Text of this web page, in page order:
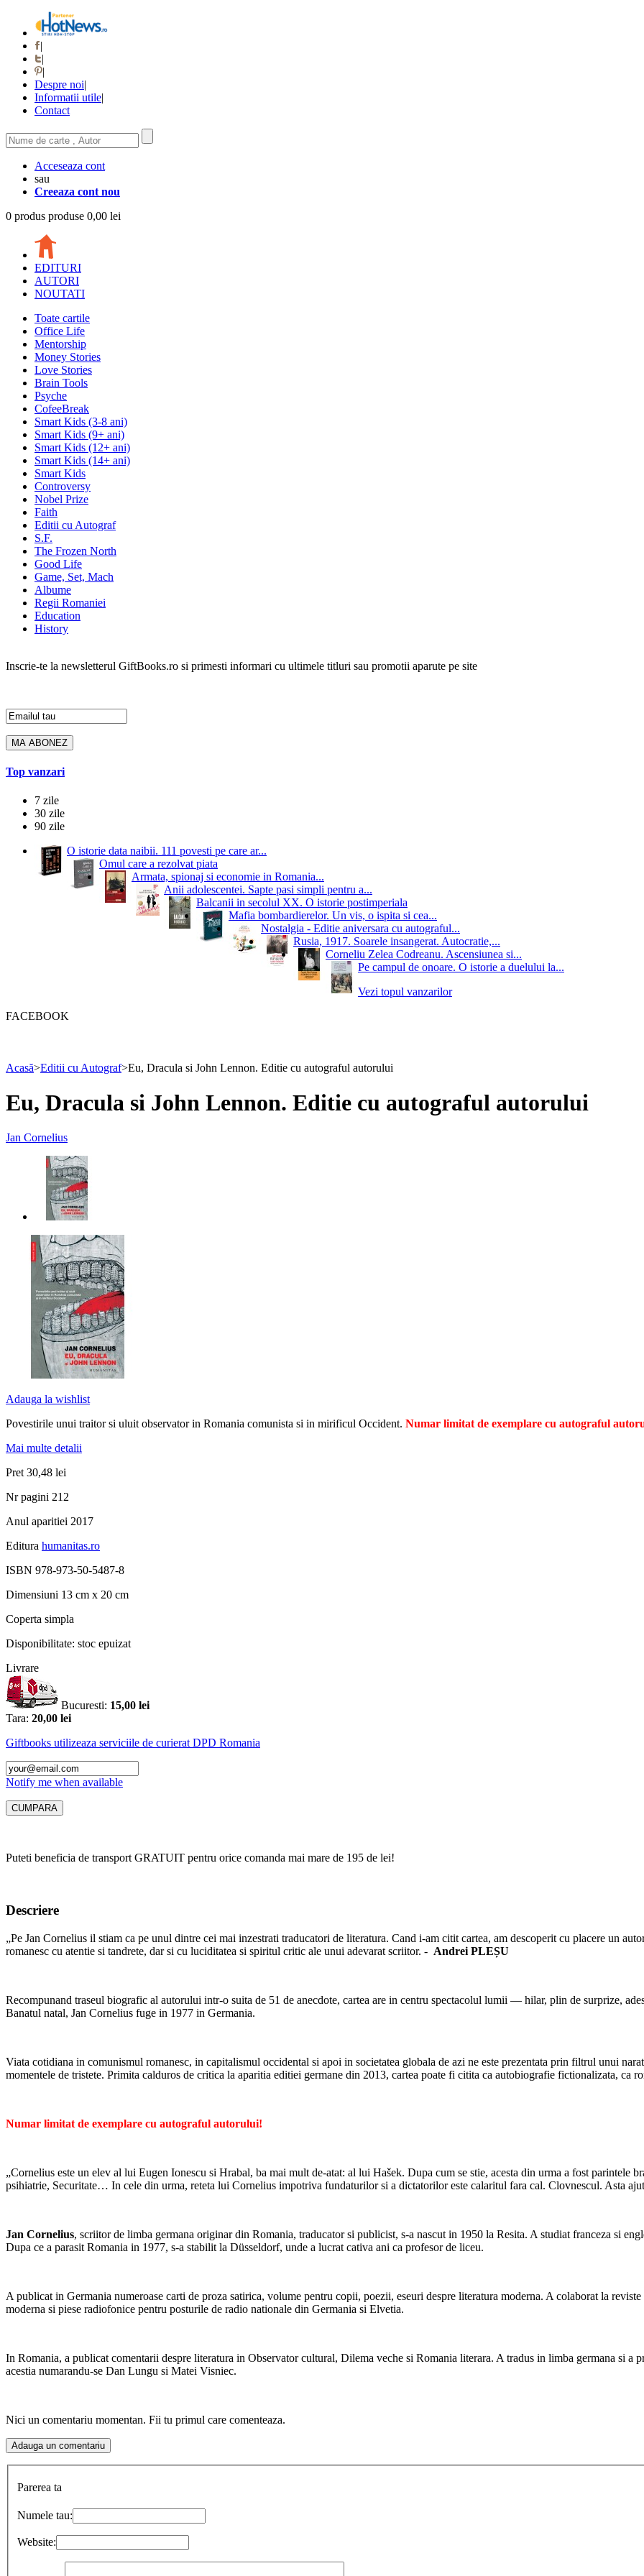
|
|
|
Despre noi|
Informatii utile|
Contact
Acceseaza cont
sau
Creeaza cont nou
0 produs produse 0,00 lei
EDITURI
AUTORI
NOUTATI
Toate cartile
Office Life
Mentorship
Money Stories
Love Stories
Brain Tools
Psyche
CofeeBreak
Smart Kids (3-8 ani)
Smart Kids (9+ ani)
Smart Kids (12+ ani)
Smart Kids (14+ ani)
Smart Kids
Controversy
Nobel Prize
Faith
Editii cu Autograf
S.F.
The Frozen North
Good Life
Game, Set, Mach
Albume
Regii Romaniei
Education
History
Inscrie-te la newsletterul GiftBooks.ro si primesti informari cu ultimele titluri sau promotii aparute pe site
Top vanzari
7 zile
30 zile
90 zile
O istorie data naibii. 111 povesti pe care ar...
Omul care a rezolvat piata
Armata, spionaj si economie in Romania...
Anii adolescentei. Sapte pasi simpli pentru a...
Balcanii in secolul XX. O istorie postimperiala
Mafia bombardierelor. Un vis, o ispita si cea...
Nostalgia - Editie aniversara cu autograful...
Rusia, 1917. Soarele insangerat. Autocratie,...
Corneliu Zelea Codreanu. Ascensiunea si...
Pe campul de onoare. O istorie a duelului la...
Vezi topul vanzarilor
FACEBOOK
Acasă>Editii cu Autograf>Eu, Dracula si John Lennon. Editie cu autograful autorului
Eu, Dracula si John Lennon. Editie cu autograful autorului
Jan Cornelius
Adauga la wishlist
Povestirile unui traitor si uluit observator in Romania comunista si in mirificul Occident. Numar limitat de exemplare cu autograful
Mai multe detalii
Pret 30,48 lei
Nr pagini 212
Anul aparitiei 2017
Editura humanitas.ro
ISBN 978-973-50-5487-8
Dimensiuni 13 cm x 20 cm
Coperta simpla
Disponibilitate: stoc epuizat
Livrare
Bucuresti: 15,00 lei
Tara: 20,00 lei
Giftbooks utilizeaza serviciile de curierat DPD Romania
Notify me when available
Puteti beneficia de transport GRATUIT pentru orice comanda mai mare de 195 de lei!
Descriere
„Pe Jan Cornelius il stiam ca pe unul dintre cei mai inzestrati traducatori de literatura. Cand i-am citit cartea, am descoperit cu placere un
romanesc cu atentie si tandrete, dar si cu luciditatea si spiritul critic ale unui adevarat scriitor. - Andrei PLEȘU
Recompunand traseul biografic al autorului intr-o suita de 51 de anecdote, cartea are in centru spectacolul lumii — hilar, plin de surprize,
Banatul natal, Jan Cornelius fuge in 1977 in Germania.
Viata cotidiana in comunismul romanesc, in capitalismul occidental si apoi in societatea globala de azi ne este prezentata prin filtrul unui
momentele de tristete. Primita calduros de critica la aparitia editiei germane din 2013, cartea poate fi citita ca autobiografie fictionalizata, ca
Numar limitat de exemplare cu autograful autorului!
„Cornelius este un elev al lui Eugen Ionescu si Hrabal, ba mai mult de-atat: al lui Hašek. Dupa cum se stie, acesta din urma a fost parintele
psihiatrie, Securitate… In cele din urma, reteta lui Cornelius impotriva fundaturilor si a dictatorilor este calaritul fara cal. Clovnescul. Asta
Jan Cornelius, scriitor de limba germana originar din Romania, traducator si publicist, s-a nascut in 1950 la Resita. A studiat franceza si
Dupa ce a parasit Romania in 1977, s-a stabilit la Düsseldorf, unde a lucrat cativa ani ca profesor de liceu.
A publicat in Germania numeroase carti de proza satirica, volume pentru copii, poezii, eseuri despre literatura moderna. A colaborat la
moderna si piese radiofonice pentru posturile de radio nationale din Germania si Elvetia.
In Romania, a publicat comentarii despre literatura in Observator cultural, Dilema veche si Romania literara. A tradus in limba germana si
acestia numarandu-se Dan Lungu si Matei Visniec.
Nici un comentariu momentan. Fii tu primul care comenteaza.
Parerea ta
Numele tau:
Website: